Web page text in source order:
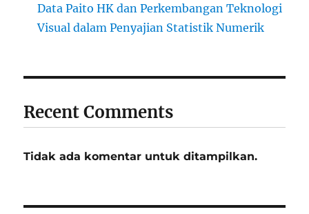
Data Paito HK dan Perkembangan Teknologi
Visual dalam Penyajian Statistik Numerik
Recent Comments
Tidak ada komentar untuk ditampilkan.